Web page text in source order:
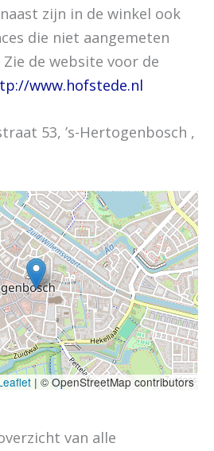
zijn in de winkel ook
die niet aangemeten
de website voor de
www.hofstede.nl
53, ’s-Hertogenbosch ,
| © OpenStreetMap contributors
van alle